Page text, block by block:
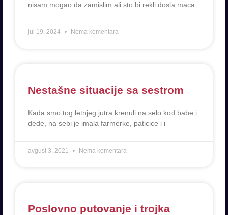
nisam mogao da zamislim ali sto bi rekli dosla maca
jul 19, 2024 Nema komentara
Nestašne situacije sa sestrom
Kada smo tog letnjeg jutra krenuli na selo kod babe i
dede, na sebi je imala farmerke, paticice i i
avgust 3, 2021 Nema komentara
Poslovno putovanje i trojka